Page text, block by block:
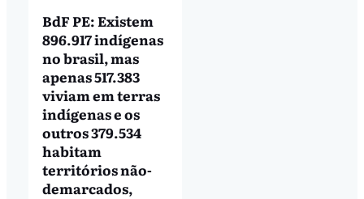
BdF PE: Existem
896.917 indígenas
no brasil, mas
apenas 517.383
viviam em terras
indígenas e os
outros 379.534
habitam
territórios não-
demarcados,